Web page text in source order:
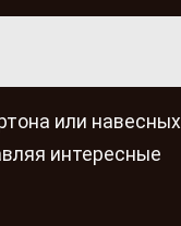
или навесных
интересные